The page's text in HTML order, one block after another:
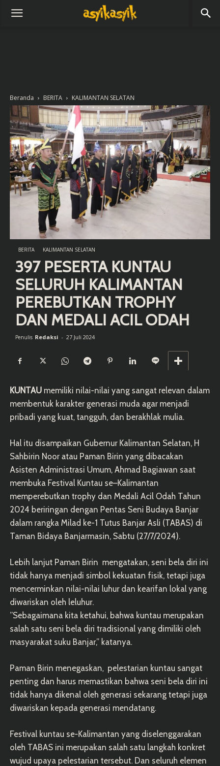
Beranda BERITA KALIMANTAN SELATAN
BERITA KALIMANTAN SELATAN
397 PESERTA KUNTAU
SELURUH KALIMANTAN
PEREBUTKAN TROPHY
DAN MEDALI ACIL ODAH
Penulis Redaksi - 27 Juli 2024
KUNTAU memiliki nilai-nilai yang sangat relevan dalam
membentuk karakter generasi muda agar menjadi
pribadi yang kuat, tangguh, dan berakhlak mulia.
Hal itu disampaikan Gubernur Kalimantan Selatan, H
Sahbirin Noor atau Paman Birin yang dibacakan
Asisten Administrasi Umum, Ahmad Bagiawan saat
membuka Festival Kuntau se–Kalimantan
memperebutkan trophy dan Medali Acil Odah Tahun
2024 beriringan dengan Pentas Seni Budaya Banjar
dalam rangka Milad ke-1 Tutus Banjar Asli (TABAS) di
Taman Bidaya Banjarmasin, Sabtu (27/7/2024).
Lebih lanjut Paman Birin mengatakan, seni bela diri ini
tidak hanya menjadi simbol kekuatan fisik, tetapi juga
mencerminkan nilai-nilai luhur dan kearifan lokal yang
diwariskan oleh leluhur.
”Sebagaimana kita ketahui, bahwa kuntau merupakan
salah satu seni bela diri tradisional yang dimiliki oleh
masyarakat suku Banjar,” katanya.
Paman Birin menegaskan, pelestarian kuntau sangat
penting dan harus memastikan bahwa seni bela diri ini
tidak hanya dikenal oleh generasi sekarang tetapi juga
diwariskan kepada generasi mendatang.
Festival kuntau se-Kalimantan yang diselenggarakan
oleh TABAS ini merupakan salah satu langkah konkret
wujud upaya pelestarian tersebut. Dan seluruh elemen